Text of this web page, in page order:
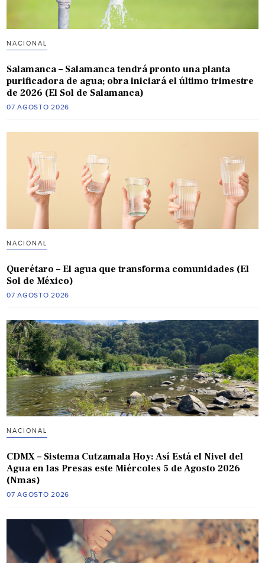
NACIONAL
Salamanca – Salamanca tendrá pronto una planta
purificadora de agua; obra iniciará el último trimestre
de 2026 (El Sol de Salamanca)
07 AGOSTO 2026
NACIONAL
Querétaro – El agua que transforma comunidades (El
Sol de México)
07 AGOSTO 2026
NACIONAL
CDMX – Sistema Cutzamala Hoy: Así Está el Nivel del
Agua en las Presas este Miércoles 5 de Agosto 2026
(Nmas)
07 AGOSTO 2026